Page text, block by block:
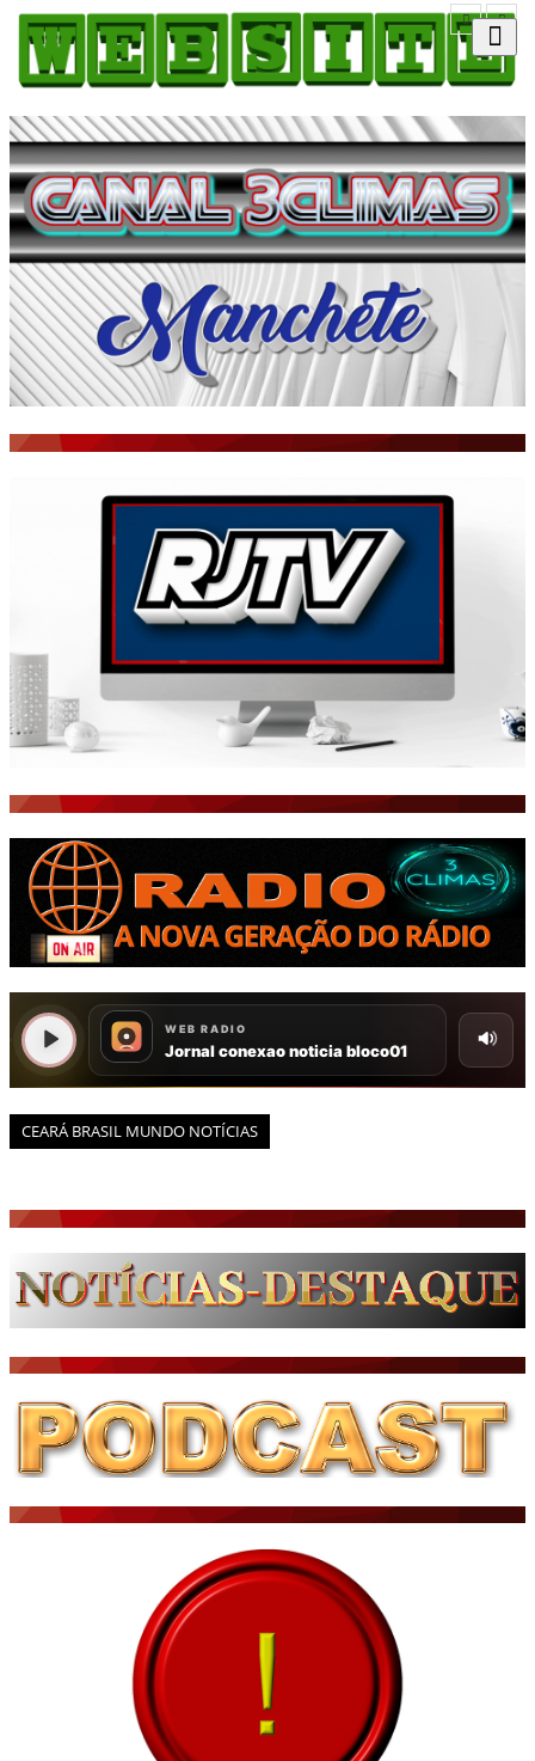
CEARÁ BRASIL MUNDO NOTÍCIAS
HOME
COMO ANUNCIAR
JORNAIS DO BRASIL
PODCAST/NOTÍCIAS
AS NOTÍCIAS DO DIA
ACONTECEU...VIROU MANCHETE!
BLOGS & COLUNAS
AGÊNCIA DE NOTÍCIAS
CNN BRASIL
VEJA
PORTAL CEARÁ
Galeria
ISTO É FATO!
BLOGS & COLUNAS
CEARÁ BRASIL NOTÍCIAS
NOTÍCIAS GERAIS